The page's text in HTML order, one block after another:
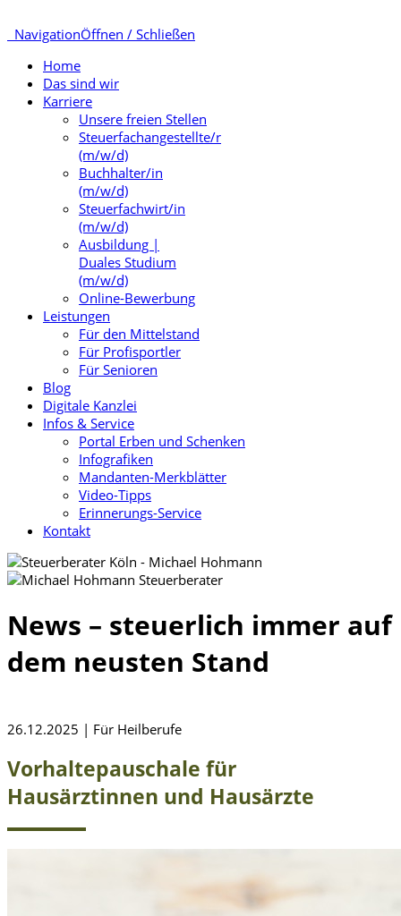
NavigationÖffnen / Schließen
Home
Das sind wir
Karriere
Unsere freien Stellen
Steuerfachangestellte/r
(m/w/d)
Buchhalter/in
(m/w/d)
Steuerfachwirt/in
(m/w/d)
Ausbildung |
Duales Studium
(m/w/d)
Online-Bewerbung
Leistungen
Für den Mittelstand
Für Profisportler
Für Senioren
Blog
Digitale Kanzlei
Infos & Service
Portal Erben und Schenken
Infografiken
Mandanten-Merkblätter
Video-Tipps
Erinnerungs-Service
Kontakt
News – steuerlich immer auf
dem neusten Stand
26.12.2025 | Für Heilberufe
Vorhaltepauschale für
Hausärztinnen und Hausärzte